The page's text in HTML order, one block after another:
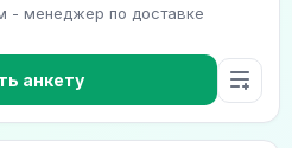
- менеджер по доставке
анкету